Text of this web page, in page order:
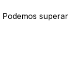
Podemos superar